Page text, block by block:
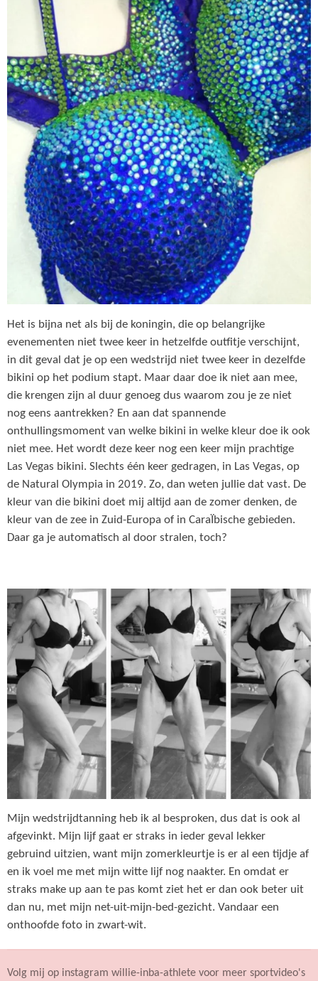
Het is bijna net als bij de koningin, die op belangrijke
evenementen niet twee keer in hetzelfde outfitje verschijnt,
in dit geval dat je op een wedstrijd niet twee keer in dezelfde
bikini op het podium stapt. Maar daar doe ik niet aan mee,
die krengen zijn al duur genoeg dus waarom zou je ze niet
nog eens aantrekken? En aan dat spannende
onthullingsmoment van welke bikini in welke kleur doe ik ook
niet mee. Het wordt deze keer nog een keer mijn prachtige
Las Vegas bikini. Slechts één keer gedragen, in Las Vegas, op
de Natural Olympia in 2019. Zo, dan weten jullie dat vast. De
kleur van die bikini doet mij altijd aan de zomer denken, de
kleur van de zee in Zuid-Europa of in CaraÏbische gebieden.
Daar ga je automatisch al door stralen, toch?
Mijn wedstrijdtanning heb ik al besproken, dus dat is ook al
afgevinkt. Mijn lijf gaat er straks in ieder geval lekker
gebruind uitzien, want mijn zomerkleurtje is er al een tijdje af
en ik voel me met mijn witte lijf nog naakter. En omdat er
straks make up aan te pas komt ziet het er dan ook beter uit
dan nu, met mijn net-uit-mijn-bed-gezicht. Vandaar een
onthoofde foto in zwart-wit.
Volg mij op instagram willie-inba-athlete voor meer sportvideo's